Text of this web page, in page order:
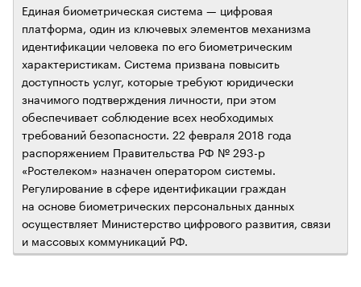
Единая биометрическая система — цифровая
платформа, один из ключевых элементов механизма
идентификации человека по его биометрическим
характеристикам. Система призвана повысить
доступность услуг, которые требуют юридически
значимого подтверждения личности, при этом
обеспечивает соблюдение всех необходимых
требований безопасности. 22 февраля 2018 года
распоряжением Правительства РФ № 293-р
«Ростелеком» назначен оператором системы.
Регулирование в сфере идентификации граждан
на основе биометрических персональных данных
осуществляет Министерство цифрового развития, связи
и массовых коммуникаций РФ.